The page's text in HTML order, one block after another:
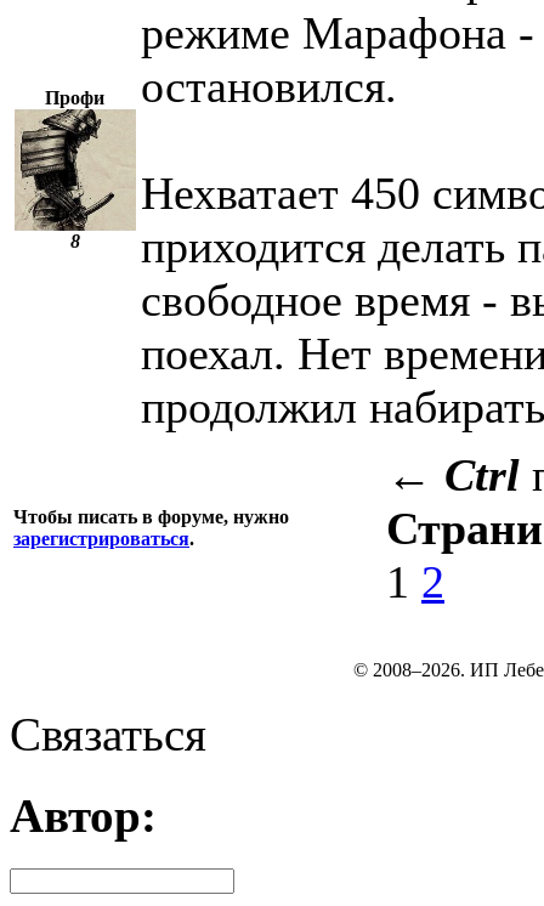
Профи
8
режиме Марафона -
остановился.
Нехватает 450
приходится делать
свободное время -
поехал. Нет
продолжил
Чтобы писать в форуме, нужно
зарегистрироваться.
← Ctrl
1 2
© 2008–2026. ИП
Связаться
Автор: